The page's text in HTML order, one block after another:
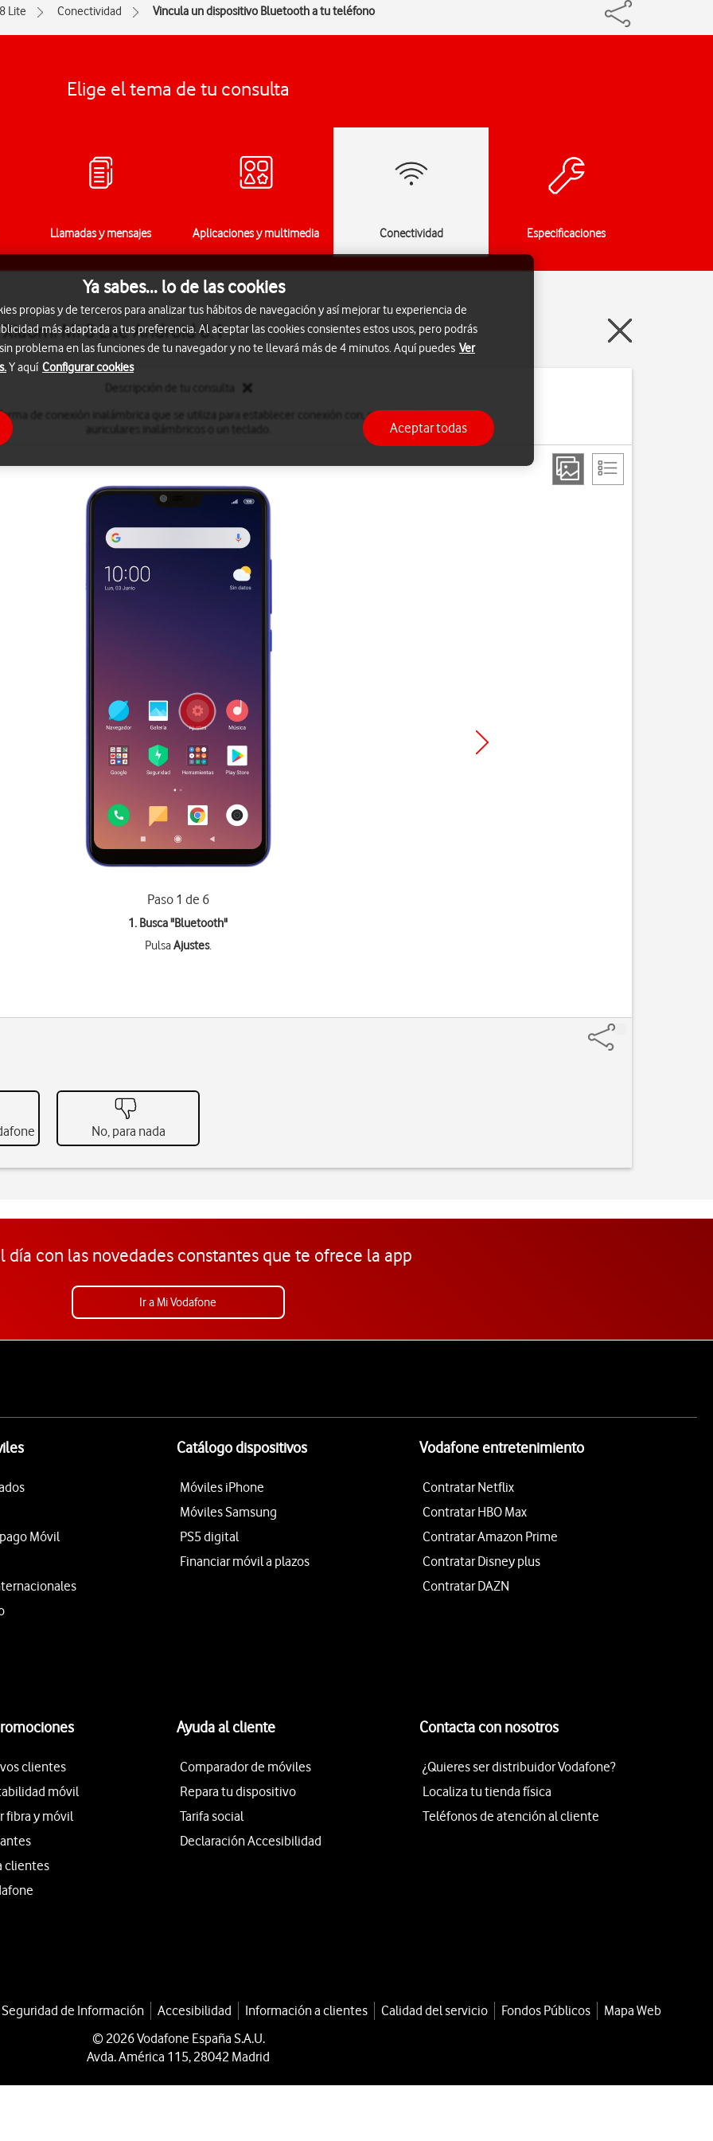
Lite Conectividad Vincula un dispositivo Bluetooth a tu teléfono
Elige el tema de tu consulta
Llamadas y mensajes Aplicaciones y multimedia Conectividad Especificaciones
Mi 8 Lite Android 8.1
de conexión inalámbrica que se utiliza para establecer conexión con, por ejemplo, unos
Paso 1 de 6
1. Busca "Bluetooth"
PulsaAjustes.
No, para nada
día con las novedades constantes que te ofrece la app
Ir a Mi Vodafone
Móvil
Catálogo dispositivos
Móviles iPhone
Móviles Samsung
PS5 digital
Financiar móvil a plazos
Vodafone entretenimiento
Contratar Netflix
Contratar HBO Max
Contratar Amazon Prime
Contratar Disney plus
Contratar DAZN
clientes
móvil
fibra y móvil
clientes
Ayuda al cliente
Comparador de móviles
Repara tu dispositivo
Tarifa social
Declaración Accesibilidad
Contacta con nosotros
¿Quieres ser distribuidor Vodafone?
Localiza tu tienda física
Teléfonos de atención al cliente
de Información Accesibilidad Información a clientes Calidad del servicio Fondos Públicos
Mapa Web
© 2026 Vodafone España S.A.U.
Avda. América 115, 28042 Madrid
Ya sabes... lo de las cookies
propias y de terceros para analizar tus hábitos de navegación y así mejorar tu experiencia de
más adaptada a tus preferencia. Al aceptar las cookies consientes estos usos, pero podrás
problema en las funciones de tu navegador y no te llevará más de 4 minutos. Aquí puedes Ver
Y aquí Configurar cookies
Aceptar todas